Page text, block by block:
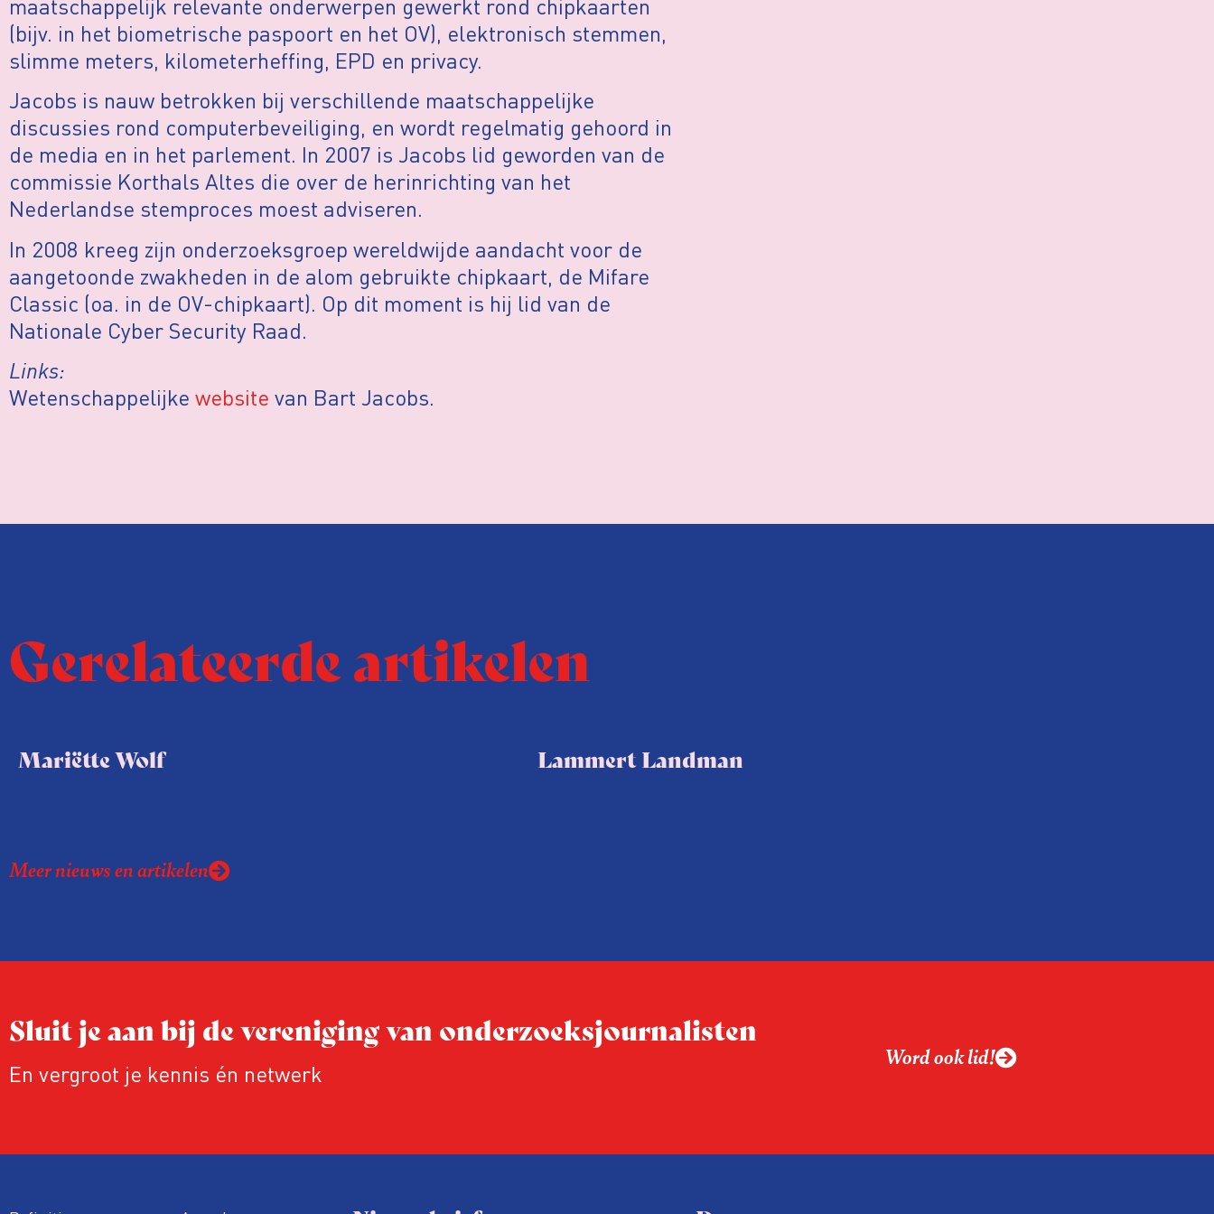
maatschappelijk relevante onderwerpen gewerkt rond chipkaarten
(bijv. in het biometrische paspoort en het OV), elektronisch stemmen,
slimme meters, kilometerheffing, EPD en privacy.
Jacobs is nauw betrokken bij verschillende maatschappelijke
discussies rond computerbeveiliging, en wordt regelmatig gehoord in
de media en in het parlement. In 2007 is Jacobs lid geworden van de
commissie Korthals Altes die over de herinrichting van het
Nederlandse stemproces moest adviseren.
In 2008 kreeg zijn onderzoeksgroep wereldwijde aandacht voor de
aangetoonde zwakheden in de alom gebruikte chipkaart, de Mifare
Classic (oa. in de OV-chipkaart). Op dit moment is hij lid van de
Nationale Cyber Security Raad.
Links:
Wetenschappelijke website van Bart Jacobs.
Gerelateerde artikelen
Mariëtte Wolf Lammert Landman
Meer nieuws en artikelen
Sluit je aan bij de vereniging van onderzoeksjournalisten
En vergroot je kennis én netwerk
Word ook lid!